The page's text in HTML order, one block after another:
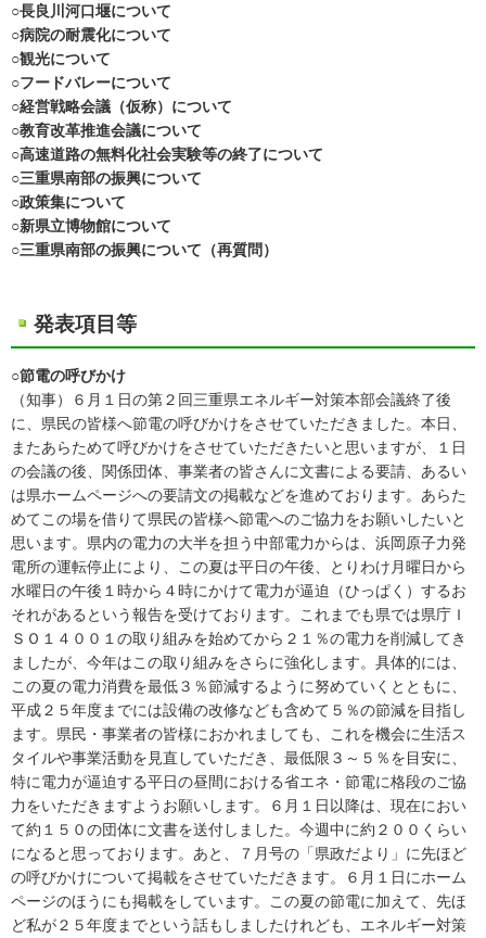
○長良川河口堰について
○病院の耐震化について
○観光について
○フードバレーについて
○経営戦略会議（仮称）について
○教育改革推進会議について
○高速道路の無料化社会実験等の終了について
○三重県南部の振興について
○政策集について
○新県立博物館について
○三重県南部の振興について（再質問）
発表項目等
○節電の呼びかけ
（知事）６月１日の第２回三重県エネルギー対策本部会議終了後
に、県民の皆様へ節電の呼びかけをさせていただきました。本日、
またあらためて呼びかけをさせていただきたいと思いますが、１日
の会議の後、関係団体、事業者の皆さんに文書による要請、あるい
は県ホームページへの要請文の掲載などを進めております。あらた
めてこの場を借りて県民の皆様へ節電へのご協力をお願いしたいと
思います。県内の電力の大半を担う中部電力からは、浜岡原子力発
電所の運転停止により、この夏は平日の午後、とりわけ月曜日から
水曜日の午後１時から４時にかけて電力が逼迫（ひっぱく）するお
それがあるという報告を受けております。これまでも県では県庁Ｉ
ＳＯ１４００１の取り組みを始めてから２１％の電力を削減してき
ましたが、今年はこの取り組みをさらに強化します。具体的には、
この夏の電力消費を最低３％節減するように努めていくとともに、
平成２５年度までには設備の改修なども含めて５％の節減を目指し
ます。県民・事業者の皆様におかれましても、これを機会に生活ス
タイルや事業活動を見直していただき、最低限３～５％を目安に、
特に電力が逼迫する平日の昼間における省エネ・節電に格段のご協
力をいただきますようお願いします。６月１日以降は、現在におい
て約１５０の団体に文書を送付しました。今週中に約２００くらい
になると思っております。あと、７月号の「県政だより」に先ほど
の呼びかけについて掲載をさせていただきます。６月１日にホーム
ページのほうにも掲載をしています。この夏の節電に加えて、先ほ
ど私が２５年度までという話もしましたけれども、エネルギー対策